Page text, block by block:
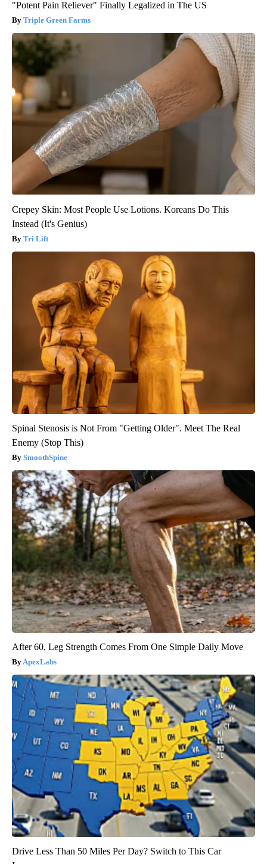
"Potent Pain Reliever" Finally Legalized in The US
Triple Green Farms
Crepey Skin: Most People Use Lotions. Koreans Do This
Instead (It's Genius)
Tri Lift
Spinal Stenosis is Not From "Getting Older". Meet The Real
Enemy (Stop This)
SmoothSpine
After 60, Leg Strength Comes From One Simple Daily Move
ApexLabs
Drive Less Than 50 Miles Per Day? Switch to This Car